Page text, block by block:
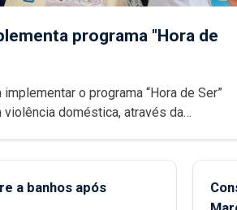
programa "Hora de
o programa “Hora de Ser”
violência doméstica, através da
a banhos após